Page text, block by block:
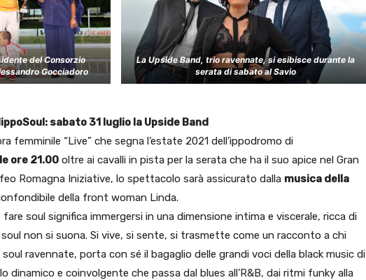
del Consorzio
Gocciadoro
La Upside Band, trio ravennate, si esibisce durante la
serata di sabato al Savio
sabato 31 luglio la Upside Band
femminile “Live” che segna l’estate 2021 dell’ippodromo di
ore 21.00 oltre ai cavalli in pista per la serata che ha il suo apice nel Gran
Romagna Iniziative, lo spettacolo sarà assicurato dalla musica della
della front woman Linda.
fare soul significa immergersi in una dimensione intima e viscerale, ricca di
non si suona. Si vive, si sente, si trasmette come un racconto a chi
ravennate, porta con sé il bagaglio delle grandi voci della black music di
dinamico e coinvolgente che passa dal blues all’R&B, dai ritmi funky alla